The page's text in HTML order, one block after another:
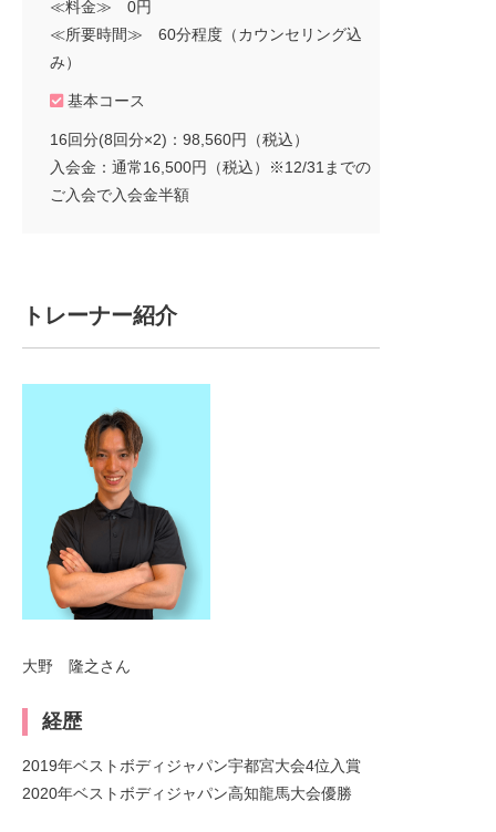
≪料金≫ 0円
≪所要時間≫ 60分程度（カウンセリング込
み）
基本コース
16回分(8回分×2)：98,560円（税込）
入会金：通常16,500円（税込）※12/31までの
ご入会で入会金半額
トレーナー紹介
大野 隆之さん
経歴
2019年ベストボディジャパン宇都宮大会4位入賞
2020年ベストボディジャパン高知龍馬大会優勝